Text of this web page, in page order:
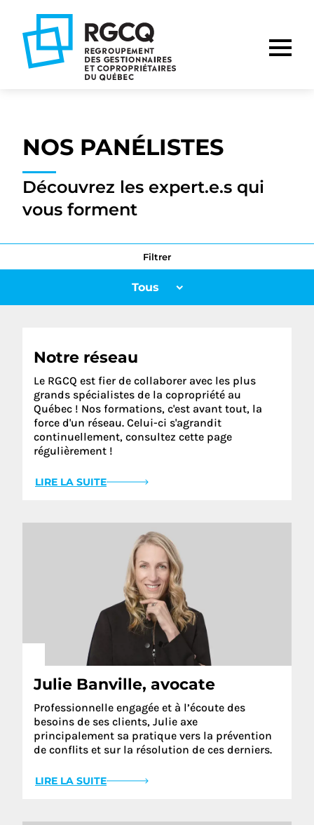
navigation
principale
contenu
NOS PANÉLISTES
Découvrez les expert.e.s qui
vous forment
Filtrer
Tous
Notre réseau
Le RGCQ est fier de collaborer avec les plus
grands spécialistes de la copropriété au
Québec ! Nos formations, c'est avant tout, la
force d'un réseau. Celui-ci s'agrandit
continuellement, consultez cette page
régulièrement !
LIRE LA SUITE
Julie Banville, avocate
Professionnelle engagée et à l’écoute des
besoins de ses clients, Julie axe
principalement sa pratique vers la prévention
de conflits et sur la résolution de ces derniers.
LIRE LA SUITE